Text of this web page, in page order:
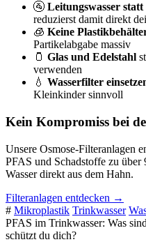
🚰 Leitungswasser
reduzierst damit direkt
🧊 Keine
Partikelabgabe massiv
🫙 Glas und Edelstahl
verwenden
💧 Wasserfilter
Kleinkinder sinnvoll
Kein Kompromiss bei
Unsere Osmose-Filteranlagen
PFAS und Schadstoffe zu über
Wasser direkt aus dem Hahn.
Filteranlagen entdecken →
# Mikroplastik Trinkwasser
PFAS im Trinkwasser: Was
schützt du dich?